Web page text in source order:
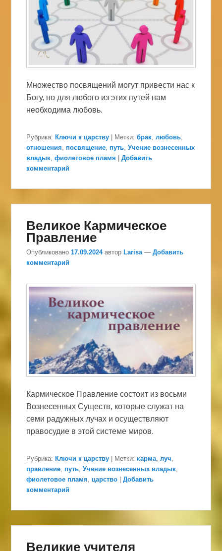
Множество посвящений могут привести нас к
Богу, но для любого из этих путей нам
необходима любовь.
Рубрика: Ключи к царству Метки: брак ,любовь
отношения
посвящение путь ,Учение вознесенных
владык ,фиолетовое пламя |Добавить
комментарий
Великое Кармическое
Правление
Опубликовано17.09.2024 авторLarisa —Добавить
комментарий
Кармическое Правление состоит из восьми
Вознесенных Существ, которые служат на
семи радужных лучах и осуществляют
правосудие в этой системе миров.
Рубрика: Ключи к царству Метки: карма ,луч
правление путь ,Учение вознесенных владык
фиолетовое пламя
царство |Добавить
комментарий
Великие учителя